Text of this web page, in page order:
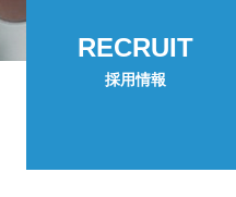
RECRUIT
採用情報